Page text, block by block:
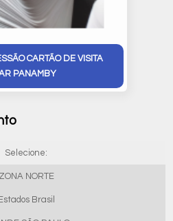
CARTÃO DE VISITA
PANAMBY
Selecione:
ZONA NORTE
Estados Brasil